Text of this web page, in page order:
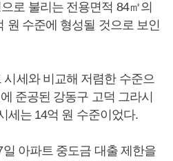
로 불리는 전용면적 84㎡의
원 수준에 형성될 것으로 보인
세와 비교해 저렴한 수준으
준공된 강동구 고덕 그라시
세는 14억 원 수준이었다.
아파트 중도금 대출 제한을